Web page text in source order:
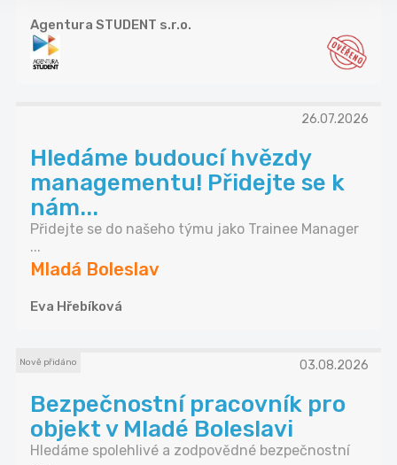
Agentura STUDENT s.r.o.
26.07.2026
Hledáme budoucí hvězdy
managementu! Přidejte se k
nám...
Přidejte se do našeho týmu jako Trainee Manager
...
Mladá Boleslav
Eva Hřebíková
Nově přidáno 03.08.2026
Bezpečnostní pracovník pro
objekt v Mladé Boleslavi
Hledáme spolehlivé a zodpovědné bezpečnostní